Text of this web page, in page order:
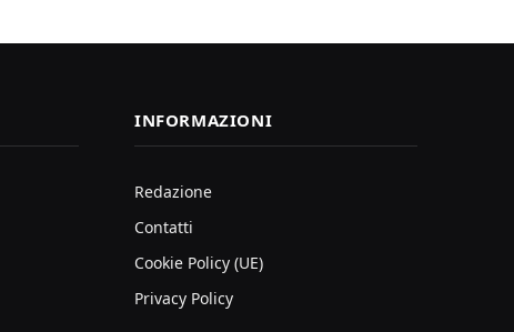
INFORMAZIONI
Redazione
Contatti
Cookie Policy (UE)
Privacy Policy